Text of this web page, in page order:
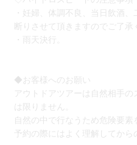
・妊婦、体調不良、当日飲酒
断りさせて頂きますのでご了承
・雨天決行。
◆お客様へのお願い
アウトドアツアーは自然相手の
は限りません。
自然の中で行なうため危険要素
予約の際にはよく理解してから